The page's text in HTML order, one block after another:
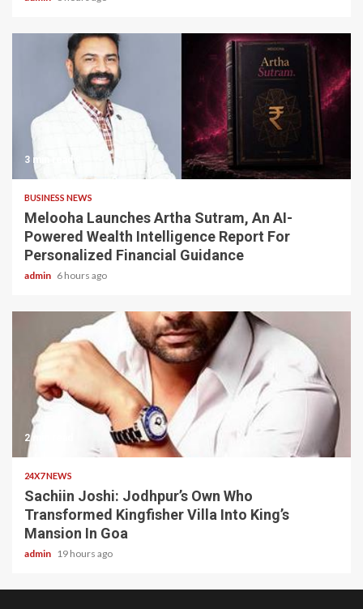
3 min read
BUSINESS NEWS
Melooha Launches Artha Sutram, An AI-
Powered Wealth Intelligence Report For
Personalized Financial Guidance
admin 6 hours ago
2 min read
24X7 NEWS
Sachiin Joshi: Jodhpur’s Own Who
Transformed Kingfisher Villa Into King’s
Mansion In Goa
admin 19 hours ago